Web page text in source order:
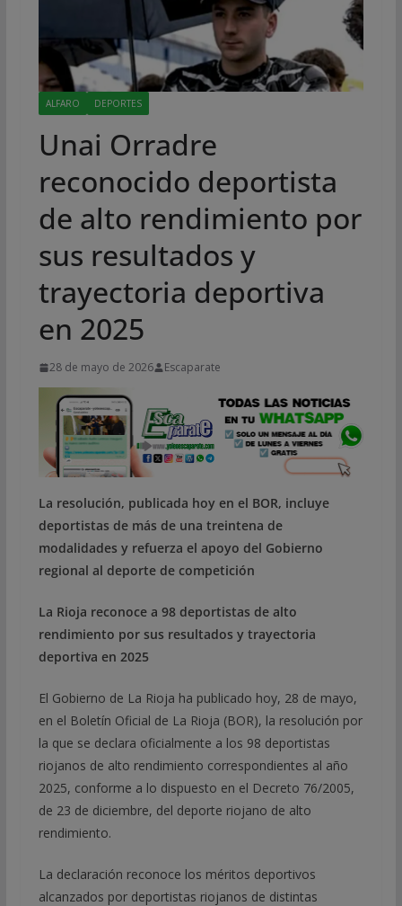
ALFARO DEPORTES
Unai Orradre
reconocido deportista
de alto rendimiento por
sus resultados y
trayectoria deportiva
en 2025
28 de mayo de 2026 Escaparate
La resolución, publicada hoy en el BOR, incluye
deportistas de más de una treintena de
modalidades y refuerza el apoyo del Gobierno
regional al deporte de competición
La Rioja reconoce a 98 deportistas de alto
rendimiento por sus resultados y trayectoria
deportiva en 2025
El Gobierno de La Rioja ha publicado hoy, 28 de mayo,
en el Boletín Oficial de La Rioja (BOR), la resolución por
la que se declara oficialmente a los 98 deportistas
riojanos de alto rendimiento correspondientes al año
2025, conforme a lo dispuesto en el Decreto 76/2005,
de 23 de diciembre, del deporte riojano de alto
rendimiento.
La declaración reconoce los méritos deportivos
alcanzados por deportistas riojanos de distintas